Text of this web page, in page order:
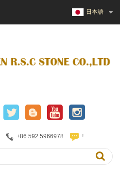
日本語
+86 592 5966978 !